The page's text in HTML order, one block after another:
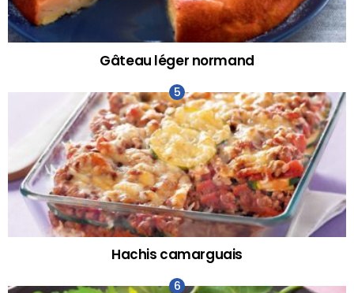
Gâteau léger normand
Hachis camarguais